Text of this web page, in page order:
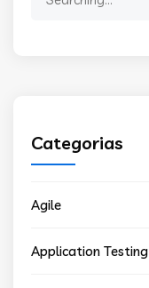
Categorias
Agile
Application Testing